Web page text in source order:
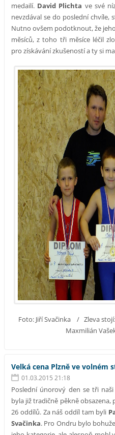
medailí. David Plichta ve své
nevzdával se do poslední chvíle,
Nutno ovšem podotknout, že
měsíců, z toho tři měsíce léčil
pro získávání zkušeností a ty si
Foto: Jiří Svačinka / Zleva
Maxmilián
Velká cena Plzně ve volném
01.03.2015 21:18
Poslední únorový den se tři
byla již tradičně pěkně
26 oddílů. Za náš oddíl tam byli
Svačinka. Pro Ondru bylo